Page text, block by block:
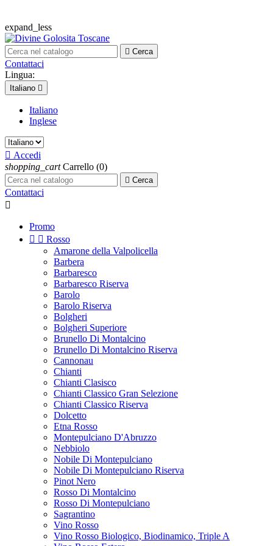
expand_less
 Cerca
Contattaci
Lingua:
Italiano 
Italiano
Inglese
 Accedi
shopping_cart Carrello (0)
 Cerca
Contattaci

Promo
  Rosso
Amarone della Valpolicella
Barbera
Barbaresco
Barbaresco Riserva
Barolo
Barolo Riserva
Bolgheri
Bolgheri Superiore
Brunello Di Montalcino
Brunello Di Montalcino Riserva
Cannonau
Chianti
Chianti Clasisco
Chianti Classico Gran Selezione
Chianti Classico Riserva
Dolcetto
Etna Rosso
Montepulciano D'Abruzzo
Nebbiolo
Nobile Di Montepulciano
Nobile Di Montepulciano Riserva
Pinot Nero
Rosso Di Montalcino
Rosso Di Montepulciano
Sagrantino
Vino Rosso
Vino Rosso Biologico, Biodinamico, Triple A